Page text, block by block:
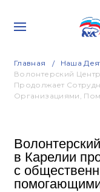
Главная Наша
Волонтерский
Продолжает
Организациями,
в Карелии
с